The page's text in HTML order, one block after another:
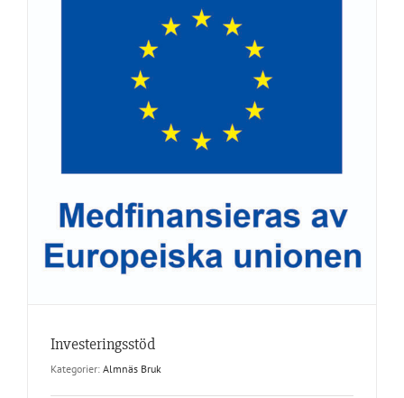
Investeringsstöd
Kategorier: Almnäs Bruk